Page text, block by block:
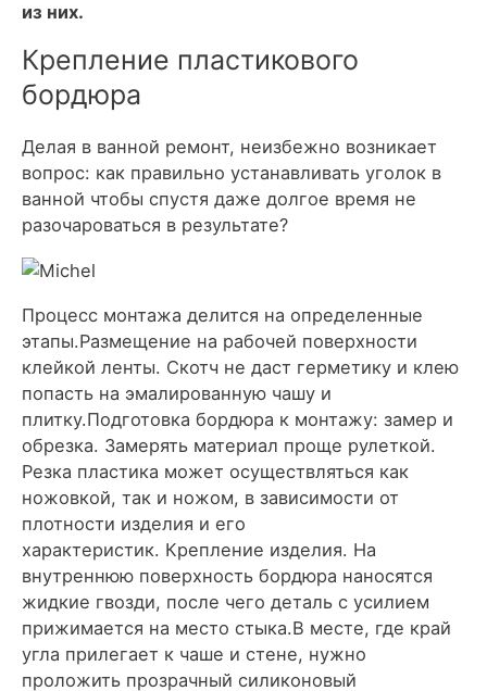
из них.
Крепление пластикового
бордюра
Делая в ванной ремонт, неизбежно возникает
вопрос: как правильно устанавливать уголок в
ванной чтобы спустя даже долгое время не
разочароваться в результате?
Процесс монтажа делится на определенные
этапы.Размещение на рабочей поверхности
клейкой ленты. Скотч не даст герметику и клею
попасть на эмалированную чашу и
плитку.Подготовка бордюра к монтажу: замер и
обрезка. Замерять материал проще рулеткой.
Резка пластика может осуществляться как
ножовкой, так и ножом, в зависимости от
плотности изделия и его
характеристик. Крепление изделия. На
внутреннюю поверхность бордюра наносятся
жидкие гвозди, после чего деталь с усилием
прижимается на место стыка.В месте, где край
угла прилегает к чаше и стене, нужно
проложить прозрачный силиконовый